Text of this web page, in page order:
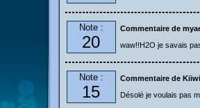
Note :
20
Commentaire de
waw!!H2O je savais
Note :
15
Commentaire de
Désolé je voulais pas